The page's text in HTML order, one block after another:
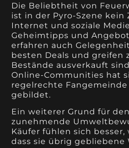
Die Beliebtheit von
ist in der Pyro-Szene kein
Internet und soziale
Geheimtipps und
erfahren auch
besten Deals und greifen
Bestände ausverkauft
Online-Communities hat
regelrechte
gebildet.
Ein weiterer Grund für
zunehmende
Käufer fühlen sich besser,
dass sie übrig gebliebene